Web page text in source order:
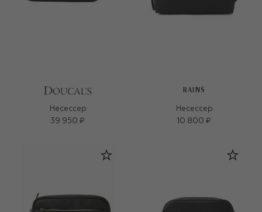
Несессер
39 950 ₽
RAINS
Несессер
10 800 ₽